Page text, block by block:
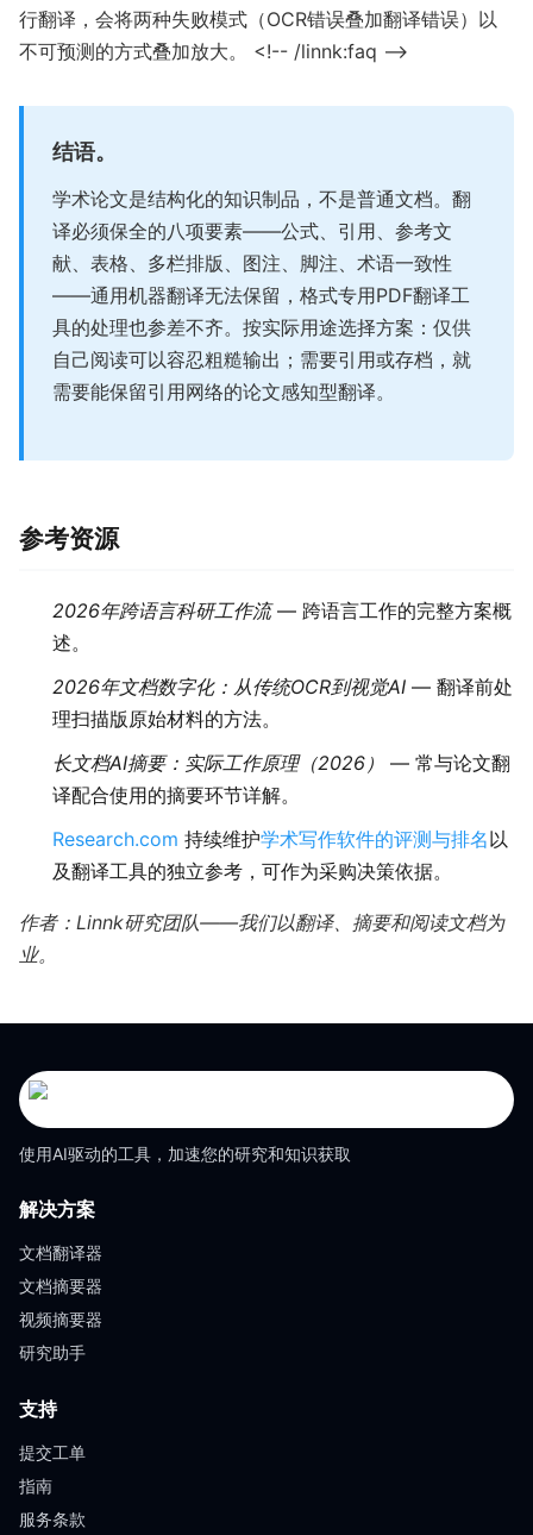
行翻译，会将两种失败模式（OCR错误叠加翻译错误）以
不可预测的方式叠加放大。 <!-- /linnk:faq -->
结语。
学术论文是结构化的知识制品，不是普通文档。翻
译必须保全的八项要素——公式、引用、参考文
献、表格、多栏排版、图注、脚注、术语一致性
——通用机器翻译无法保留，格式专用PDF翻译工
具的处理也参差不齐。按实际用途选择方案：仅供
自己阅读可以容忍粗糙输出；需要引用或存档，就
需要能保留引用网络的论文感知型翻译。
参考资源
2026年跨语言科研工作流— 跨语言工作的完整方案概
述。
2026年文档数字化：从传统OCR到视觉AI — 翻译前处
理扫描版原始材料的方法。
长文档AI摘要：实际工作原理（2026）
— 常与论文翻
译配合使用的摘要环节详解。
Research.com 持续维护学术写作软件的评测与排名以
及翻译工具的独立参考，可作为采购决策依据。
作者：Linnk研究团队——我们以翻译、摘要和阅读文档为
业。
使用AI驱动的工具，加速您的研究和知识获取
解决方案
文档翻译器
文档摘要器
视频摘要器
研究助手
支持
提交工单
指南
服务条款